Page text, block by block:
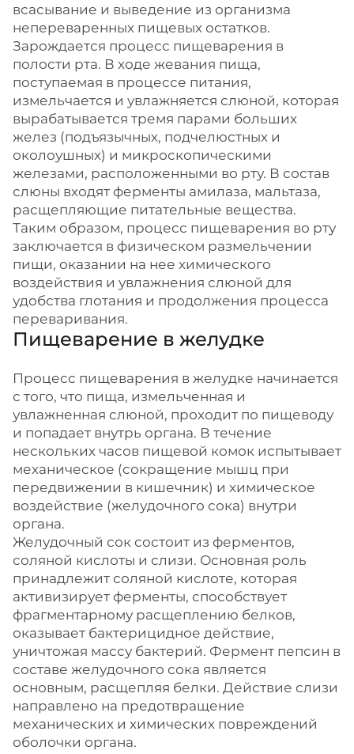
всасывание и выведение из организма
непереваренных пищевых остатков.
Зарождается процесс пищеварения в
полости рта. В ходе жевания пища,
поступаемая в процессе питания,
измельчается и увлажняется слюной, которая
вырабатывается тремя парами больших
желез (подъязычных, подчелюстных и
околоушных) и микроскопическими
железами, расположенными во рту. В состав
слюны входят ферменты амилаза, мальтаза,
расщепляющие питательные вещества.
Таким образом, процесс пищеварения во рту
заключается в физическом размельчении
пищи, оказании на нее химического
воздействия и увлажнения слюной для
удобства глотания и продолжения процесса
переваривания.
Пищеварение в желудке
Процесс пищеварения в желудке начинается
с того, что пища, измельченная и
увлажненная слюной, проходит по пищеводу
и попадает внутрь органа. В течение
нескольких часов пищевой комок испытывает
механическое (сокращение мышц при
передвижении в кишечник) и химическое
воздействие (желудочного сока) внутри
органа.
Желудочный сок состоит из ферментов,
соляной кислоты и слизи. Основная роль
принадлежит соляной кислоте, которая
активизирует ферменты, способствует
фрагментарному расщеплению белков,
оказывает бактерицидное действие,
уничтожая массу бактерий. Фермент пепсин в
составе желудочного сока является
основным, расщепляя белки. Действие слизи
направлено на предотвращение
механических и химических повреждений
оболочки органа.